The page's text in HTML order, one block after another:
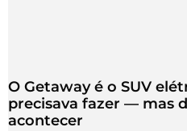
O Getaway é o SUV
precisava fazer — mas
acontecer